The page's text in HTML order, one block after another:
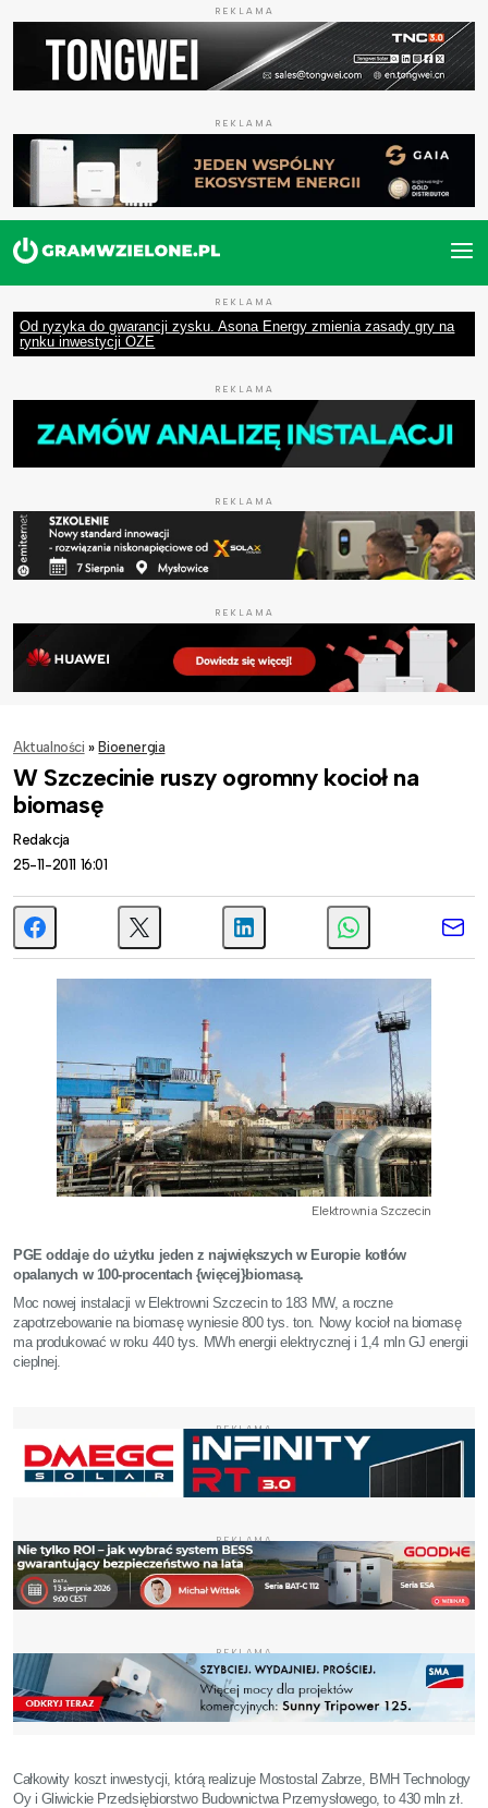
REKLAMA
REKLAMA
REKLAMA
Od ryzyka do gwarancji zysku. Asona Energy zmienia zasady gry na
rynku inwestycji OZE
REKLAMA
REKLAMA
REKLAMA
Aktualności » Bioenergia
W Szczecinie ruszy ogromny kocioł na
biomasę
Redakcja
25-11-2011 16:01
Elektrownia Szczecin
PGE oddaje do użytku jeden z największych w Europie kotłów
opalanych w 100-procentach {więcej}biomasą.
Moc nowej instalacji w Elektrowni Szczecin to 183 MW, a roczne
zapotrzebowanie na biomasę wyniesie 800 tys. ton. Nowy kocioł na biomasę
ma produkować w roku 440 tys. MWh energii elektrycznej i 1,4 mln GJ energii
cieplnej.
REKLAMA
REKLAMA
REKLAMA
Całkowity koszt inwestycji, którą realizuje Mostostal Zabrze, BMH Technology
Oy i Gliwickie Przedsiębiorstwo Budownictwa Przemysłowego, to 430 mln zł.